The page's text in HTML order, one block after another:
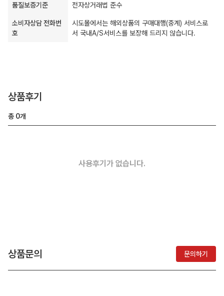
품질보증기준 전자상거래법 준수
소비자상담 전화번
호
시도몰에서는 해외상품의 구매대행(중계) 서비스로
서 국내A/S서비스를 보장해 드리지 않습니다.
상품후기
총 0개
사용후기가 없습니다.
상품문의 문의하기